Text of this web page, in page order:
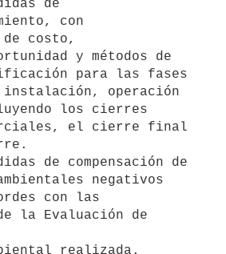
con
de costo,
para las fases
los cierres
negativos
la Evaluación de